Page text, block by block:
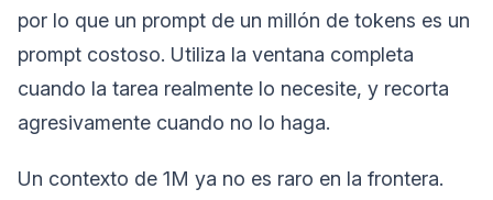
por lo que un prompt de un millón de tokens es un
prompt costoso. Utiliza la ventana completa
cuando la tarea realmente lo necesite, y recorta
agresivamente cuando no lo haga.
Un contexto de 1M ya no es raro en la frontera.